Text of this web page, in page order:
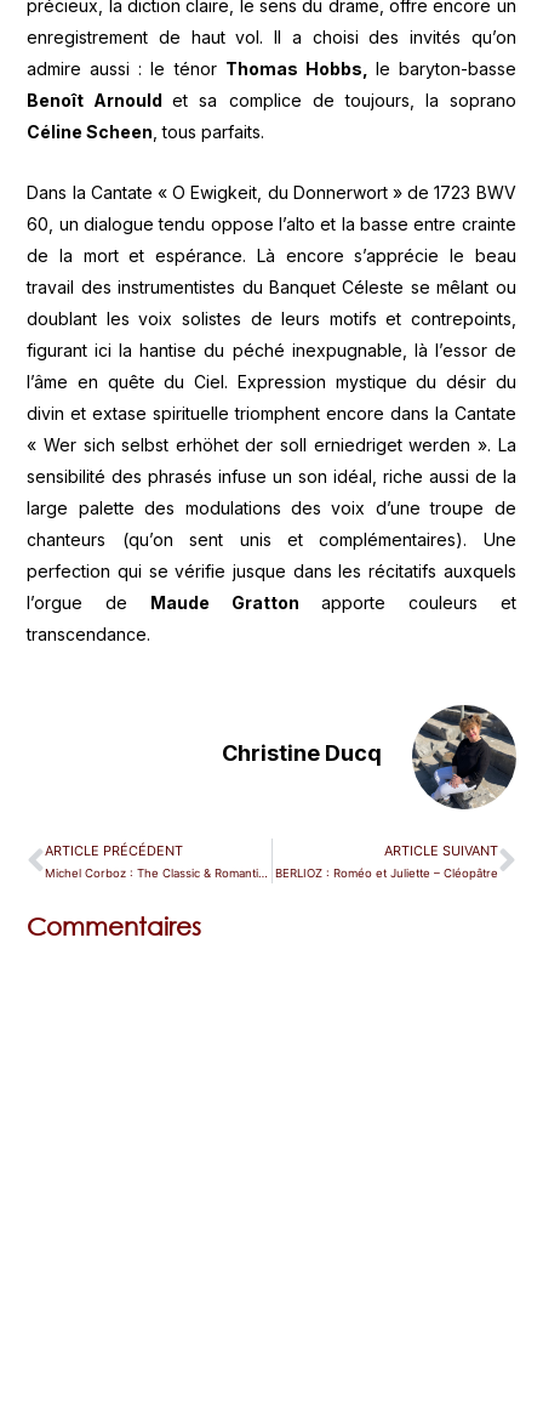
précieux, la diction claire, le sens du drame, offre encore un
enregistrement de haut vol. Il a choisi des invités qu’on
admire aussi : le ténor Thomas Hobbs, le baryton-basse
Benoît Arnouldet sa complice de toujours, la soprano
Céline Scheen , tous parfaits.
Dans la Cantate « O Ewigkeit, du Donnerwort » de 1723 BWV
60, un dialogue tendu oppose l’alto et la basse entre crainte
de la mort et espérance. Là encore s’apprécie le beau
travail des instrumentistes du Banquet Céleste se mêlant ou
doublant les voix solistes de leurs motifs et contrepoints,
figurant ici la hantise du péché inexpugnable, là l’essor de
l’âme en quête du Ciel. Expression mystique du désir du
divin et extase spirituelle triomphent encore dans la Cantate
« Wer sich selbst erhöhet der soll erniedriget werden ». La
sensibilité des phrasés infuse un son idéal, riche aussi de la
large palette des modulations des voix d’une troupe de
chanteurs (qu’on sent unis et complémentaires). Une
perfection qui se vérifie jusque dans les récitatifs auxquels
l’orgue de
Maude Gratton apporte couleurs et
transcendance.
Christine Ducq
ARTICLE PRÉCÉDENT ARTICLE SUIVANT
BERLIOZ : Roméo et Juliette – Cléopâtre
Commentaires